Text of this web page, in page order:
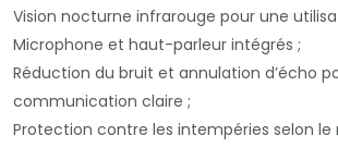
Vision nocturne infrarouge pour une
Microphone et haut-parleur intégrés ;
Réduction du bruit et annulation d’écho
communication claire ;
Protection contre les intempéries selon le